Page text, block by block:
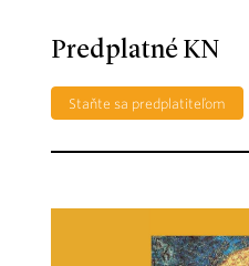
Predplatné KN
Staňte sa predplatiteľom